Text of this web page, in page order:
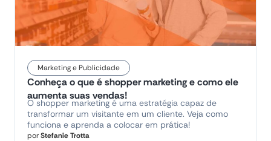
Marketing e Publicidade
Conheça o que é shopper marketing e como ele
aumenta suas vendas!
O shopper marketing é uma estratégia capaz de
transformar um visitante em um cliente. Veja como
funciona e aprenda a colocar em prática!
porStefanie Trotta